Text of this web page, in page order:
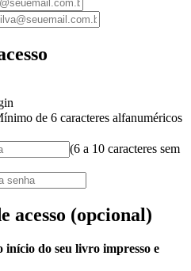
de 6 caracteres alfanuméricos
(6 a 10 caracteres sem
acesso (opcional)
início do seu livro impresso e